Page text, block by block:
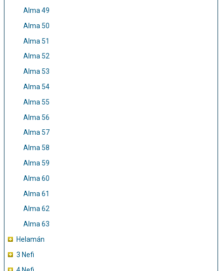
Alma 49
Alma 50
Alma 51
Alma 52
Alma 53
Alma 54
Alma 55
Alma 56
Alma 57
Alma 58
Alma 59
Alma 60
Alma 61
Alma 62
Alma 63
Helamán
3 Nefi